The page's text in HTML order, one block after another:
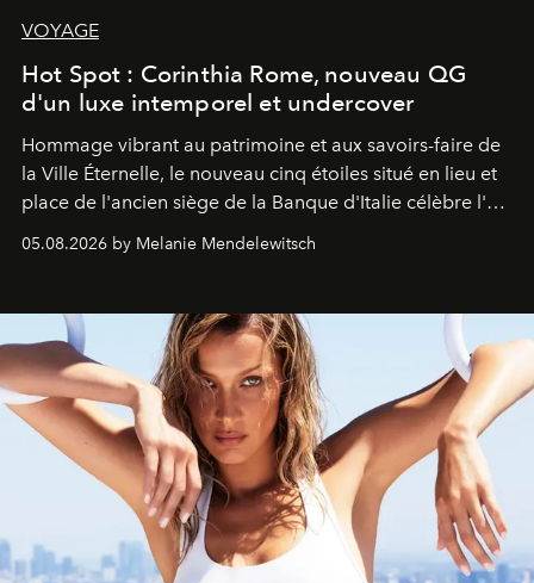
VOYAGE
Hot Spot : Corinthia Rome, nouveau QG
d'un luxe intemporel et undercover
Hommage vibrant au patrimoine et aux savoirs-faire de
la Ville Éternelle, le nouveau cinq étoiles situé en lieu et
place de l'ancien siège de la Banque d'Italie célèbre l'art
05.08.2026 by Melanie Mendelewitsch